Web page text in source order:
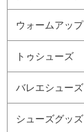
ウォームアップ
トゥシューズ
バレエシューズ
シューズグッズ